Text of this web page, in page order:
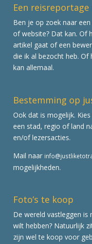
Een reisreportage
Ben je op zoek naar
of website? Dat kan. Of
artikel gaat of een
die ik al bezocht heb.
kan allemaal.
Bestemming op
Ook dat is mogelijk.
een stad, regio of land
en/of lezersacties.
Mail naar
mogelijkheden.
Foto’s te koop
De wereld vastleggen
wilt hebben? Natuurlijk
zijn wel te koop voor